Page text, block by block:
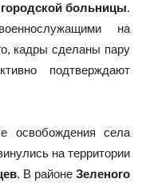
больницы.
на
кадры сделаны пару
подтверждают
освобождения села
на территории
. В районе Зеленого